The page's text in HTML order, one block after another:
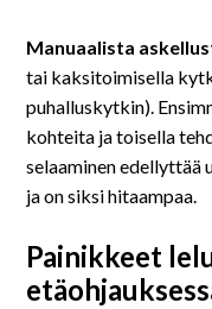
Manuaalista
tai kaksitoimisella
puhalluskytkin).
kohteita ja toisella
selaaminen
ja on siksi hitaampaa.
Painikkeet